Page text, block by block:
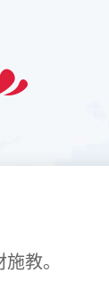
材施教。